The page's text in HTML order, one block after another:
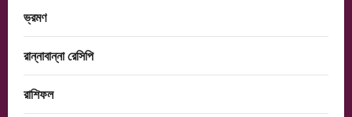
ভ্রমণ
রান্নাবান্না রেসিপি
রাশিফল